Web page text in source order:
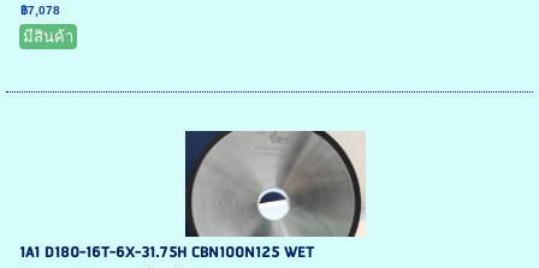
฿7,078
มีสินค้า
1A1 D180-16T-6X-31.75H CBN100N125 WET